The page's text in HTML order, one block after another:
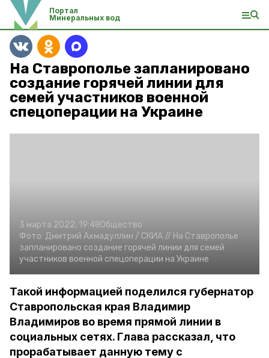
Портал
Минеральных вод
На Ставрополье запланировано
создание горячей линии для
семей участников военной
спецоперации на Украине
3 марта 2022, 19:48Общество
Фото: Дмитрий Ахмадуллин / СКИА // На Ставрополье
запланировано создание горячей линии для семей
участников военной спецоперации на Украине
Такой информацией поделился губернатор
Ставропольская края Владимир
Владимиров во время прямой линии в
социальных сетях. Глава рассказал, что
прорабатывает данную тему с